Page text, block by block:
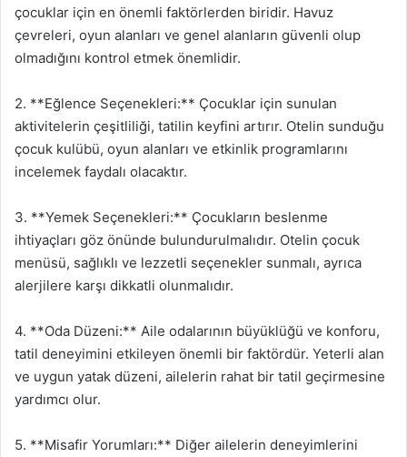
çocuklar için en önemli faktörlerden biridir. Havuz
çevreleri, oyun alanları ve genel alanların güvenli olup
olmadığını kontrol etmek önemlidir.
2. **Eğlence Seçenekleri:** Çocuklar için sunulan
aktivitelerin çeşitliliği, tatilin keyfini artırır. Otelin sunduğu
çocuk kulübü, oyun alanları ve etkinlik programlarını
incelemek faydalı olacaktır.
3. **Yemek Seçenekleri:** Çocukların beslenme
ihtiyaçları göz önünde bulundurulmalıdır. Otelin çocuk
menüsü, sağlıklı ve lezzetli seçenekler sunmalı, ayrıca
alerjilere karşı dikkatli olunmalıdır.
4. **Oda Düzeni:** Aile odalarının büyüklüğü ve konforu,
tatil deneyimini etkileyen önemli bir faktördür. Yeterli alan
ve uygun yatak düzeni, ailelerin rahat bir tatil geçirmesine
yardımcı olur.
5. **Misafir Yorumları:** Diğer ailelerin deneyimlerini